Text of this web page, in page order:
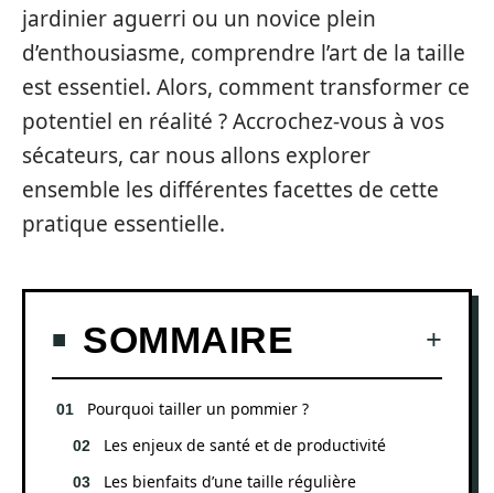
jardinier aguerri ou un novice plein
d’enthousiasme, comprendre l’art de la taille
est essentiel. Alors, comment transformer ce
potentiel en réalité ? Accrochez-vous à vos
sécateurs, car nous allons explorer
ensemble les différentes facettes de cette
pratique essentielle.
SOMMAIRE
Pourquoi tailler un pommier ?
Les enjeux de santé et de productivité
Les bienfaits d’une taille régulière